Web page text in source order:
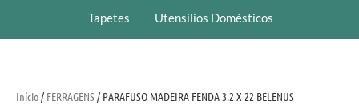
Tapetes
Utensílios Domésticos
Início/ FERRAGENS/ PARAFUSO MADEIRA FENDA 3.2 X 22 BELENUS